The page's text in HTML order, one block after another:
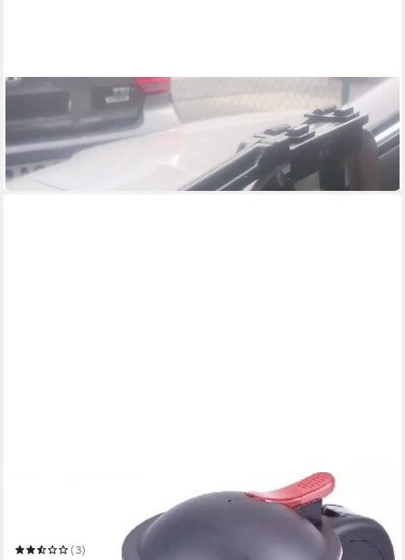
WEHMANN
Autospiegel Caravanspiegel XL 2 Stück
23,95 € UVP29,95 €
-20%
in 3-4 Werktagen bei dir
Reise-Wasserkocher Wasserkocher 24 Volt für LKW, Edelstahl
Babykostwärmer 24V
(3)